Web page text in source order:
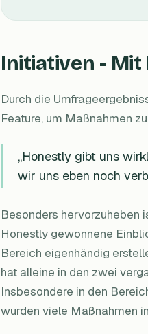
Initiativen - Mit
Durch die
Feature, um Maßnahmen
„Honestly gibt uns
wir uns eben noch
Besonders hervorzuheben
Honestly gewonnene
Bereich eigenhändig
hat alleine in den zwei
Insbesondere in den
wurden viele Maßnahmen